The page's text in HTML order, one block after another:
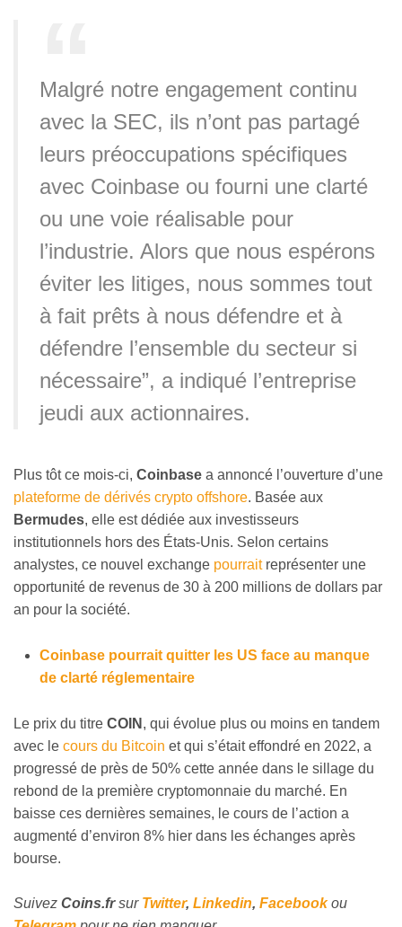
Malgré notre engagement continu
avec la SEC, ils n’ont pas partagé
leurs préoccupations spécifiques
avec Coinbase ou fourni une clarté
ou une voie réalisable pour
l’industrie. Alors que nous espérons
éviter les litiges, nous sommes tout
à fait prêts à nous défendre et à
défendre l’ensemble du secteur si
nécessaire”, a indiqué l’entreprise
jeudi aux actionnaires.
Plus tôt ce mois-ci, Coinbase a annoncé l’ouverture d’une
plateforme de dérivés crypto offshore. Basée aux
Bermudes, elle est dédiée aux investisseurs
institutionnels hors des États-Unis. Selon certains
analystes, ce nouvel exchange pourraitreprésenter une
opportunité de revenus de 30 à 200 millions de dollars par
an pour la société.
Coinbase pourrait quitter les US face au manque
de clarté réglementaire
Le prix du titre COIN , qui évolue plus ou moins en tandem
avec le cours du Bitcoin et qui s’était effondré en 2022, a
progressé de près de 50% cette année dans le sillage du
rebond de la première cryptomonnaie du marché. En
baisse ces dernières semaines, le cours de l’action a
augmenté d’environ 8% hier dans les échanges après
bourse.
Suivez Coins.frsur Twitter, Linkedin, Facebookou